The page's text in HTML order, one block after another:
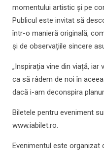
momentului artistic și pe
Publicul este invitat să
într-o manieră originală,
și de observațiile sincere
„Inspirația vine din viață,
ca să râdem de noi în
dacă i-am deconspira
Biletele pentru eveniment
www.iabilet.ro.
Evenimentul este organizat